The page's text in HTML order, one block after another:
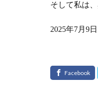
そして私は
2025年7月9日